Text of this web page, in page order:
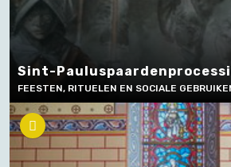
Sint-
FEESTEN, RITUELEN EN SOCIALE